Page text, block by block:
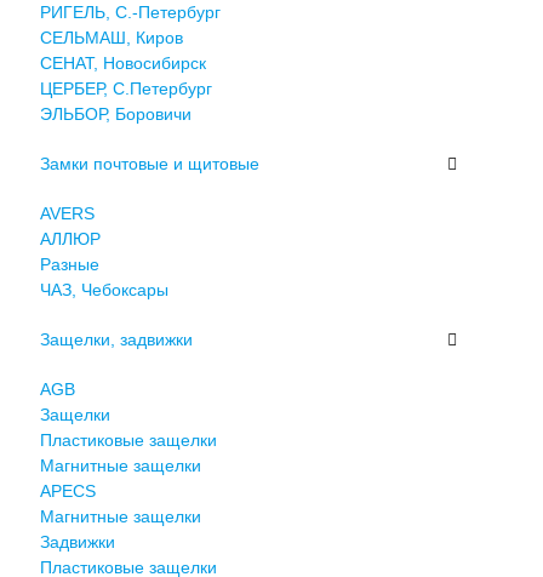
РИГЕЛЬ, С.-Петербург
СЕЛЬМАШ, Киров
СЕНАТ, Новосибирск
ЦЕРБЕР, С.Петербург
ЭЛЬБОР, Боровичи
Замки почтовые и щитовые
AVERS
АЛЛЮР
Разные
ЧАЗ, Чебоксары
Защелки, задвижки
AGB
Защелки
Пластиковые защелки
Магнитные защелки
APECS
Магнитные защелки
Задвижки
Пластиковые защелки